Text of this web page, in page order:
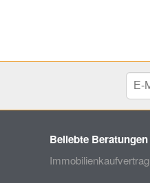
Beliebte Beratungen